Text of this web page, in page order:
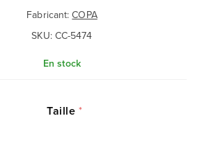
Fabricant: COPA
SKU: CC-5474
En stock
Taille *